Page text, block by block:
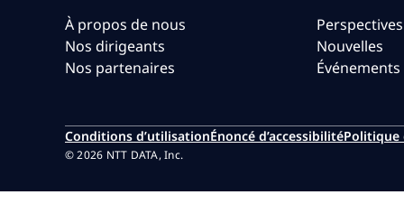
À propos de nous
Nos dirigeants
Nos partenaires
Perspectives
Nouvelles
Événements
Conditions d’utilisationÉnoncé d’accessibilitéPolitique
© 2026 NTT DATA, Inc.